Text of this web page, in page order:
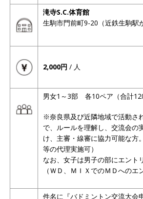
滝寺S.C.体育館
生駒市門前町9-20（近鉄生駒駅
2,000円 / 人
男女1～3部 各10ペア（合計120
※奈良県及び近隣地域で活動さ
で、ルールを理解し、交流会の
け、主審・線審に協力可能な方
等の代理実施可）
なお、女子は男子の部にエント
（ＷＤ、ＭＩＸでのＭＤへのエ
件名に『バドミントン交流大会